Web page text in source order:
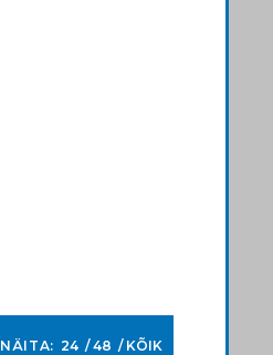
NÄITA: 24 48 KÕIK